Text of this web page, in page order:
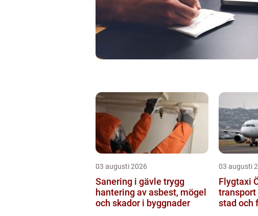
03 augusti 2026
Sanering i gävle trygg
hantering av asbest, mögel
och skador i byggnader
03 augusti
Flygtaxi
stad och